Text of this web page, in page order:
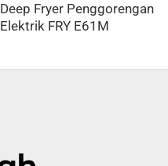
Deep Fryer Penggorengan
Elektrik FRY E61M